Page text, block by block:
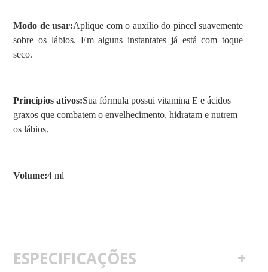
Modo de usar:Aplique com o auxílio do pincel suavemente
sobre os lábios. Em alguns instantates já está com toque
seco.
Princípios ativos:Sua fórmula possui vitamina E e ácidos
graxos que combatem o envelhecimento, hidratam e nutrem
os lábios.
Volume:4 ml
ESPECIFICAÇÕES